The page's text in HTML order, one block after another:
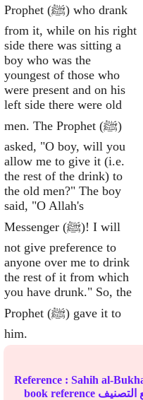
Prophet (ﷺ) who drank
from it, while on his right
side there was sitting a
boy who was the
youngest of those who
were present and on his
left side there were old
men. The Prophet (ﷺ)
asked, "O boy, will you
allow me to give it (i.e.
the rest of the drink) to
the old men?" The boy
said, "O Allah's
Messenger (ﷺ)! I will
not give preference to
anyone over me to drink
the rest of it from which
you have drunk." So, the
Prophet (ﷺ) gave it to
him.
Reference : Sahih al-